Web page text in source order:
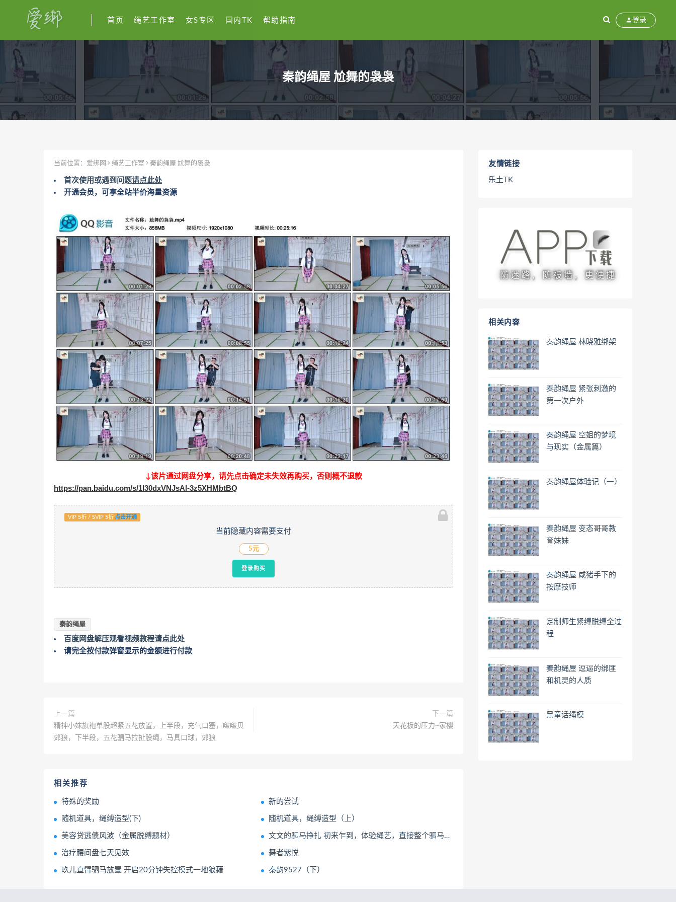
首页 绳艺工作室 女S专区 国内TK 帮助指南 登录
秦韵绳屋 尬舞的袅袅
当前位置： 爱绑网 绳艺工作室 秦韵绳屋 尬舞的袅袅
首次使用或遇到问题请点此处
开通会员，可享全站半价海量资源
↓该片通过网盘分享，请先点击确定未失效再购买，否则概不退款
https://pan.baidu.com/s/1l30dxVNJsAl-3z5XHMbtBQ
VIP 5折 / SVIP 5折 点击开通
当前隐藏内容需要支付
5元
登录购买
秦韵绳屋
百度网盘解压观看视频教程请点此处
请完全按付款弹窗显示的金额进行付款
上一篇
精神小妹旗袍单股超紧五花放置，上半段，充气口塞，啵啵贝
郊狼，下半段，五花驷马拉扯股绳，马具口球，郊狼
下一篇
天花板的压力~家樱
相关推荐
特殊的奖励 新的尝试
随机道具，绳缚造型(下) 随机道具，绳缚造型（上）
美容贷逃债风波（金属脱缚题材） 文文的驷马挣扎 初来乍到，体验绳艺，直接整个驷马，让她适应一下
治疗腰间盘七天见效 舞者紫悦
玖儿直臂驷马放置 开启20分钟失控模式一地狼藉 秦韵9527（下）
友情链接
乐土TK
相关内容
秦韵绳屋 林晓雅绑架
秦韵绳屋 紧张刺激的
第一次户外
秦韵绳屋 空姐的梦境
与现实（金属篇）
秦韵绳屋体验记（一）
秦韵绳屋 变态哥哥教
育妹妹
秦韵绳屋 咸猪手下的
按摩技师
定制师生紧缚脱缚全过
程
秦韵绳屋 逗逼的绑匪
和机灵的人质
黑童话绳模